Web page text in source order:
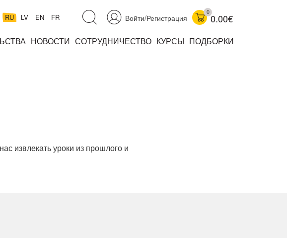
Войти/Регистрация
0
0.00€
RU LV EN FR
НОВОСТИ СОТРУДНИЧЕСТВО КУРСЫ ПОДБОРКИ
извлекать уроки из прошлого и